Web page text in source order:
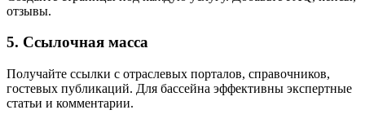
отзывы.
5. Ссылочная масса
Получайте ссылки с отраслевых порталов, справочников,
гостевых публикаций. Для бассейна эффективны экспертные
статьи и комментарии.